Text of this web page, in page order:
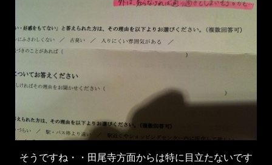
そうですね・・田尾寺方面からは特に目立たないです